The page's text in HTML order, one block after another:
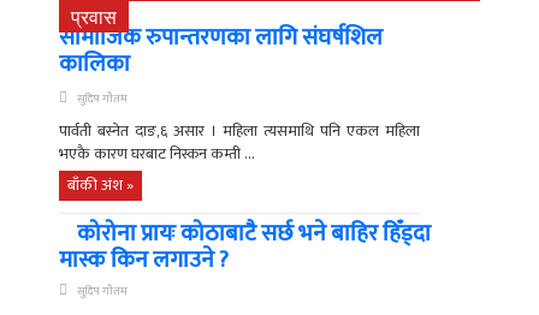
प्रवास
सामाजिक रुपान्तरणका लागि संघर्षशिल
कालिका
सुदिप गौतम
पार्वती बस्नेत दाङ,६ असार । महिला त्यसमाथि पनि एकल महिला
भएकै कारण घरबाट निस्कन कम्ती ...
बाँकी अंश »
कोरोना प्रायः कोठाबाटै सर्छ भने बाहिर हिँड्दा
मास्क किन लगाउने ?
सुदिप गौतम